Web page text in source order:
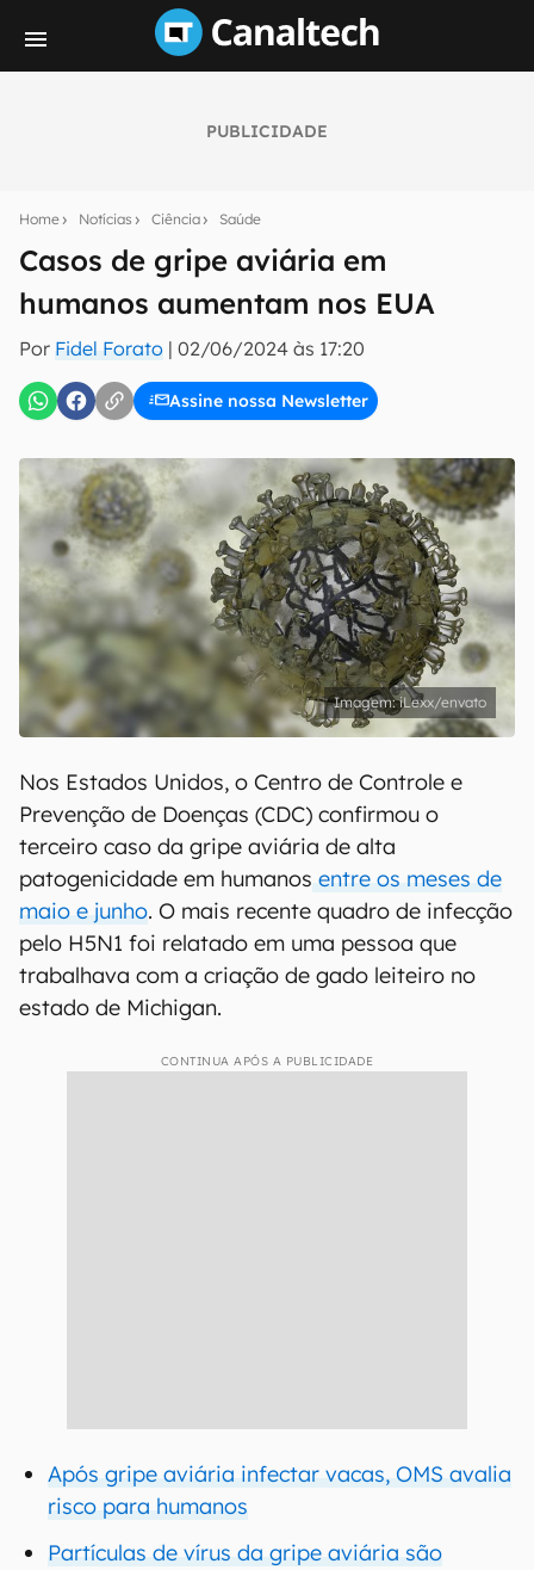
PUBLICIDADE
Home Notícias Ciência Saúde
Casos de gripe aviária em
humanos aumentam nos EUA
Por Fidel Forato | 02/06/2024 às 17:20
Assine nossa Newsletter
notícias e reviews sobre tecnologia em primeira
E-mail
inscreva-se
Confirmo que li, aceito e concordo com os
Termos de
Uso e Política de Privacidade do Canaltech.
iLexx/envato
Nos Estados Unidos, o Centro de Controle e
Prevenção de Doenças (CDC) confirmou o
terceiro caso da gripe aviária de alta
patogenicidade em humanos entre os meses de
maio e junho. O mais recente quadro de infecção
pelo H5N1 foi relatado em uma pessoa que
trabalhava com a criação de gado leiteiro no
estado de Michigan.
CONTINUA APÓS A PUBLICIDADE
Após gripe aviária infectar vacas, OMS avalia
risco para humanos
Partículas de vírus da gripe aviária são